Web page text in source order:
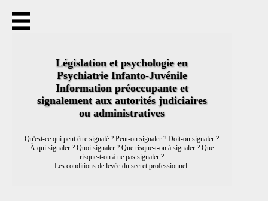
Déontologie
Ordre
Secret professionnel
Écrits
Autorité parentale
Signalement
Réquisition
Saisie
Niveaux de responsabilité juridique
Législation et psychologie en
Psychiatrie Infanto-Juvénile
Information préoccupante et
signalement aux autorités judiciaires
ou administratives
Qu'est-ce qui peut être signalé ? Peut-on signaler ? Doit-on signaler ?
À qui signaler ? Quoi signaler ? Que risque-t-on à signaler ? Que
risque-t-on à ne pas signaler ?
Les conditions de levée du secret professionnel.